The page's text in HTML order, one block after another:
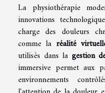
La physiothérapie
innovations
charge des douleurs
comme la réalité
utilisés dans la gestion
immersive permet aux
environnements